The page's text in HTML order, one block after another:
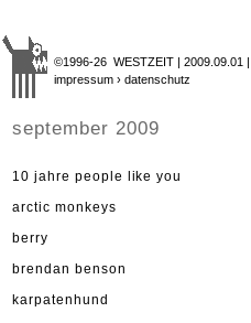
©1996-26 WESTZEIT | 2009.09.01
impressum › datenschutz
september 2009
10 jahre people like you
arctic monkeys
berry
brendan benson
karpatenhund